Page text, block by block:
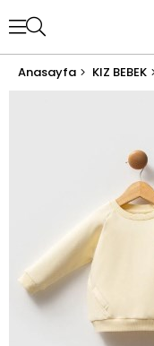
Anasayfa KIZ BEBEK